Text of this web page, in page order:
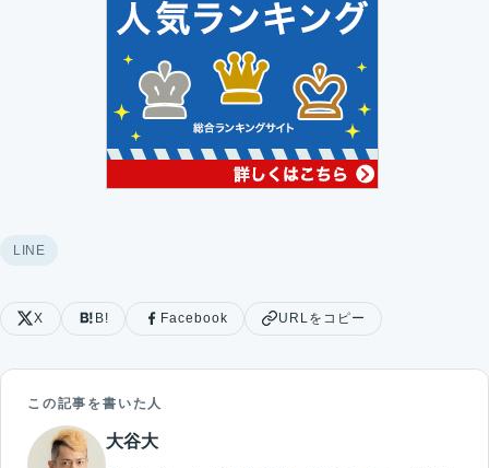
LINE
X B! Facebook URLをコピー
この記事を書いた人
大谷大